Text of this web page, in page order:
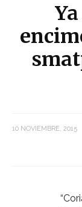
10 NOVIEMBRE, 2015